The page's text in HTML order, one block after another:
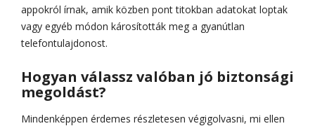
appokról írnak, amik közben pont titokban adatokat loptak
vagy egyéb módon károsították meg a gyanútlan
telefontulajdonost.
Hogyan válassz valóban jó biztonsági
megoldást?
Mindenképpen érdemes részletesen végigolvasni, mi ellen